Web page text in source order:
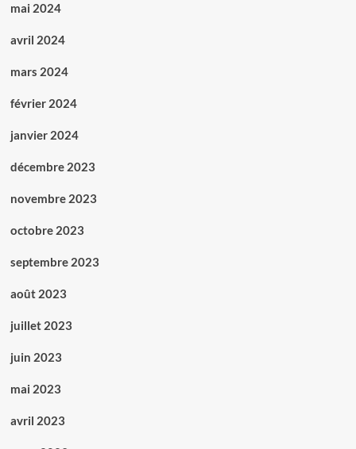
mai 2024
avril 2024
mars 2024
février 2024
janvier 2024
décembre 2023
novembre 2023
octobre 2023
septembre 2023
août 2023
juillet 2023
juin 2023
mai 2023
avril 2023